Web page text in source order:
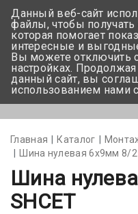
Главная Каталог
Шина нулевая 6х9мм 8/2
Шина
SHCET
Данный веб-сайт
файлы, чтобы получать
которая помогает
интересные и
Вы можете отключить
настройках.
данный сайт, вы
использованием нами